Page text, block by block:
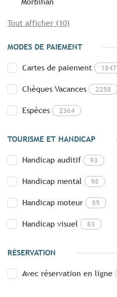
Morbihan
Tout afficher (10)
MODES DE PAIEMENT
Cartes de paiement 1847
Chèques Vacances 2258
Espèces 2364
TOURISME ET HANDICAP
Handicap auditif 93
Handicap mental 98
Handicap moteur 85
Handicap visuel 83
RÉSERVATION
Avec réservation en ligne